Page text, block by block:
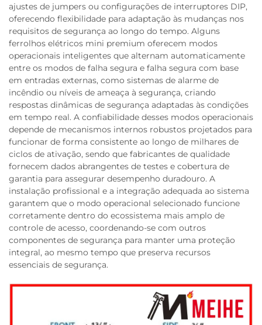
ajustes de jumpers ou configurações de interruptores DIP,
oferecendo flexibilidade para adaptação às mudanças nos
requisitos de segurança ao longo do tempo. Alguns
ferrolhos elétricos mini premium oferecem modos
operacionais inteligentes que alternam automaticamente
entre os modos de falha segura e falha segura com base
em entradas externas, como sistemas de alarme de
incêndio ou níveis de ameaça à segurança, criando
respostas dinâmicas de segurança adaptadas às condições
em tempo real. A confiabilidade desses modos operacionais
depende de mecanismos internos robustos projetados para
funcionar de forma consistente ao longo de milhares de
ciclos de ativação, sendo que fabricantes de qualidade
fornecem dados abrangentes de testes e cobertura de
garantia para assegurar desempenho duradouro. A
instalação profissional e a integração adequada ao sistema
garantem que o modo operacional selecionado funcione
corretamente dentro do ecossistema mais amplo de
controle de acesso, coordenando-se com outros
componentes de segurança para manter uma proteção
integral, ao mesmo tempo que preserva recursos
essenciais de segurança.